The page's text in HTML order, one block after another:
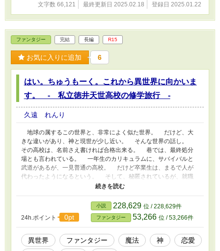
文字数 66,121 最終更新日 2025.02.18 登録日 2025.01.22
ファンタジー 完結 長編 R15
お気に入りに追加 6
はい。ちゅうもーく。これから異世界に向かいま
す。 - 私立徳井天世高校の修学旅行 -
久遠 れんり
地球の属するこの世界と、非常によく似た世界。 だけど、大
きな違いがあり、神と現世が少し近い。 そんな世界の話し。
その高校は、名前さえ書ければ合格出来る。 巷では、最終処分
場とも言われている。 一年生のカリキュラムに、サバイバルと
武道があるが、一見普通の高校。 だけど卒業生は、まるで人が
代わったようになるという。 そして、秘匿されているが、就職
率は一〇〇パーセント。 問題を抱えた親は、最後の望みとばか
りに、子どもを入学させる。 そして二年生になり、夏前、俺ら
は修学旅行へと出発をする。 「なあ、修学旅行のしおりに京都
の方って書いてあって、中身が真っ白なのはなんだろうなぁ」
「さあ？ 自由行動じゃないのか？」 そう俺らは、自由だっ
た…… この物語は、演出として、飲酒や喫煙、禁止薬物の使
用、暴力行為等書かれていますが、法律・法令に反する行為を容
認・推奨するものではありません。またこの物語はフィクションで
24h.ポイント 0pt
小説 228,629 位 / 228,629件
ファンタジー 53,266 位 / 53,266件
異世界 ファンタジー 魔法 神 恋愛